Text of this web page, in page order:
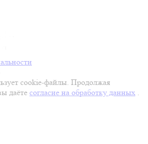
cookie-файлы. Продолжая
даёте согласие на обработку данных .